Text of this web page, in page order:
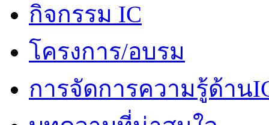
กิจกรรม IC
โครงการ/อบรม
การจัดการความรู้ด้าน